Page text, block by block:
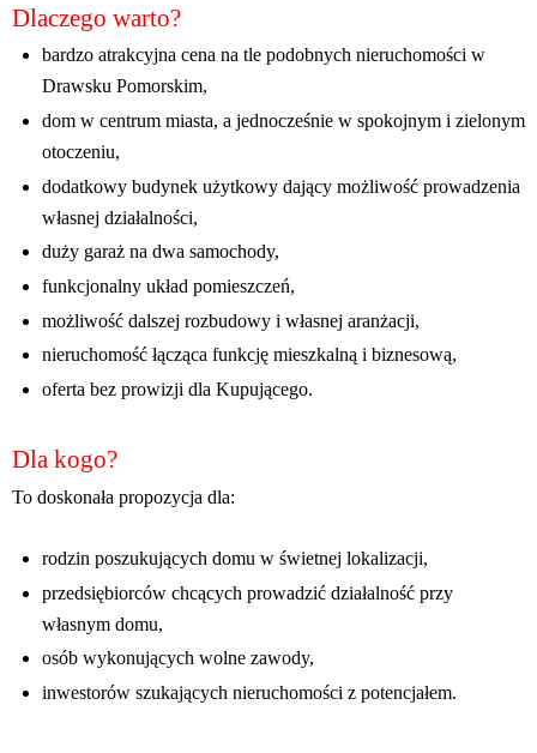
Dlaczego warto?
bardzo atrakcyjna cena na tle podobnych nieruchomości w
Drawsku Pomorskim,
dom w centrum miasta, a jednocześnie w spokojnym i zielonym
otoczeniu,
dodatkowy budynek użytkowy dający możliwość prowadzenia
własnej działalności,
duży garaż na dwa samochody,
funkcjonalny układ pomieszczeń,
możliwość dalszej rozbudowy i własnej aranżacji,
nieruchomość łącząca funkcję mieszkalną i biznesową,
oferta bez prowizji dla Kupującego.
Dla kogo?
To doskonała propozycja dla:
rodzin poszukujących domu w świetnej lokalizacji,
przedsiębiorców chcących prowadzić działalność przy
własnym domu,
osób wykonujących wolne zawody,
inwestorów szukających nieruchomości z potencjałem.